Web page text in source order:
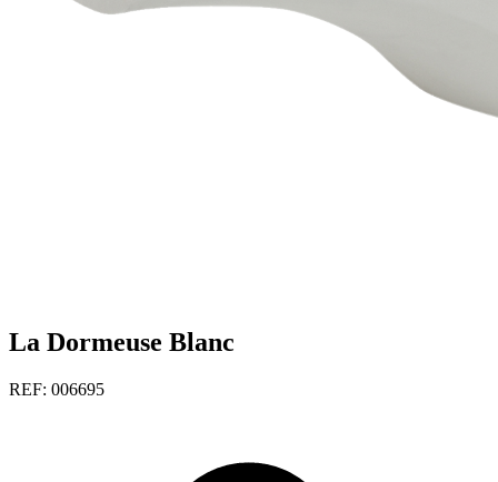
La Dormeuse Blanc
REF: 006695